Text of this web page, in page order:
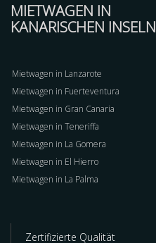
MIETWAGEN IN
KANARISCHEN INSELN
Mietwagen in Lanzarote
Mietwagen in Fuerteventura
Mietwagen in Gran Canaria
Mietwagen in Teneriffa
Mietwagen in La Gomera
Mietwagen in El Hierro
Mietwagen in La Palma
Zertifizierte Qualität